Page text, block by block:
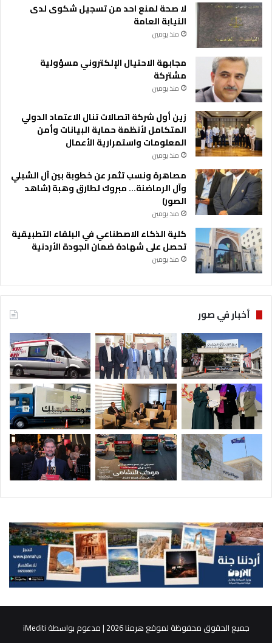
لا صحة لمنع احد من تسجيل شكوى لدى
النيابة العامة
منذ يومين
مجابهة الاحتيال الإلكتروني مسؤولية
مشتركة
منذ يومين
زين أول شركة اتصالات تنال الاعتماد الدولي
المتكامل لأنظمة حماية البيانات وأمن
المعلومات واستمرارية الأعمال
منذ يومين
مصاهرة ونسب تثمر عن خطوبة بين آل الشبلي
وآل الرماضنة… مبروك لطارق وهبة (شاهد
الصور)
منذ يومين
كلية الذكاء الاصطناعي في البلقاء التطبيقية
تحصل على شهادة ضمان الجودة الأردنية
منذ يومين
أخبار في صور
جميع الحقوق محفوظة لموقع هرمنا 2026 | مدعوم بواسطة
iMediti